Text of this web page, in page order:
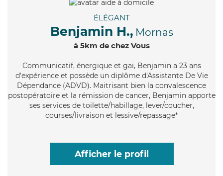
ÉLÉGANT
Benjamin H., Mornas
à 5km de chez Vous
Communicatif, énergique et gai, Benjamin a 23 ans
d'expérience et possède un diplôme d'Assistante De Vie
Dépendance (ADVD). Maitrisant bien la convalescence
postopératoire et la rémission de cancer, Benjamin apporte
ses services de toilette/habillage, lever/coucher,
courses/livraison et lessive/repassage*
Afficher le profil